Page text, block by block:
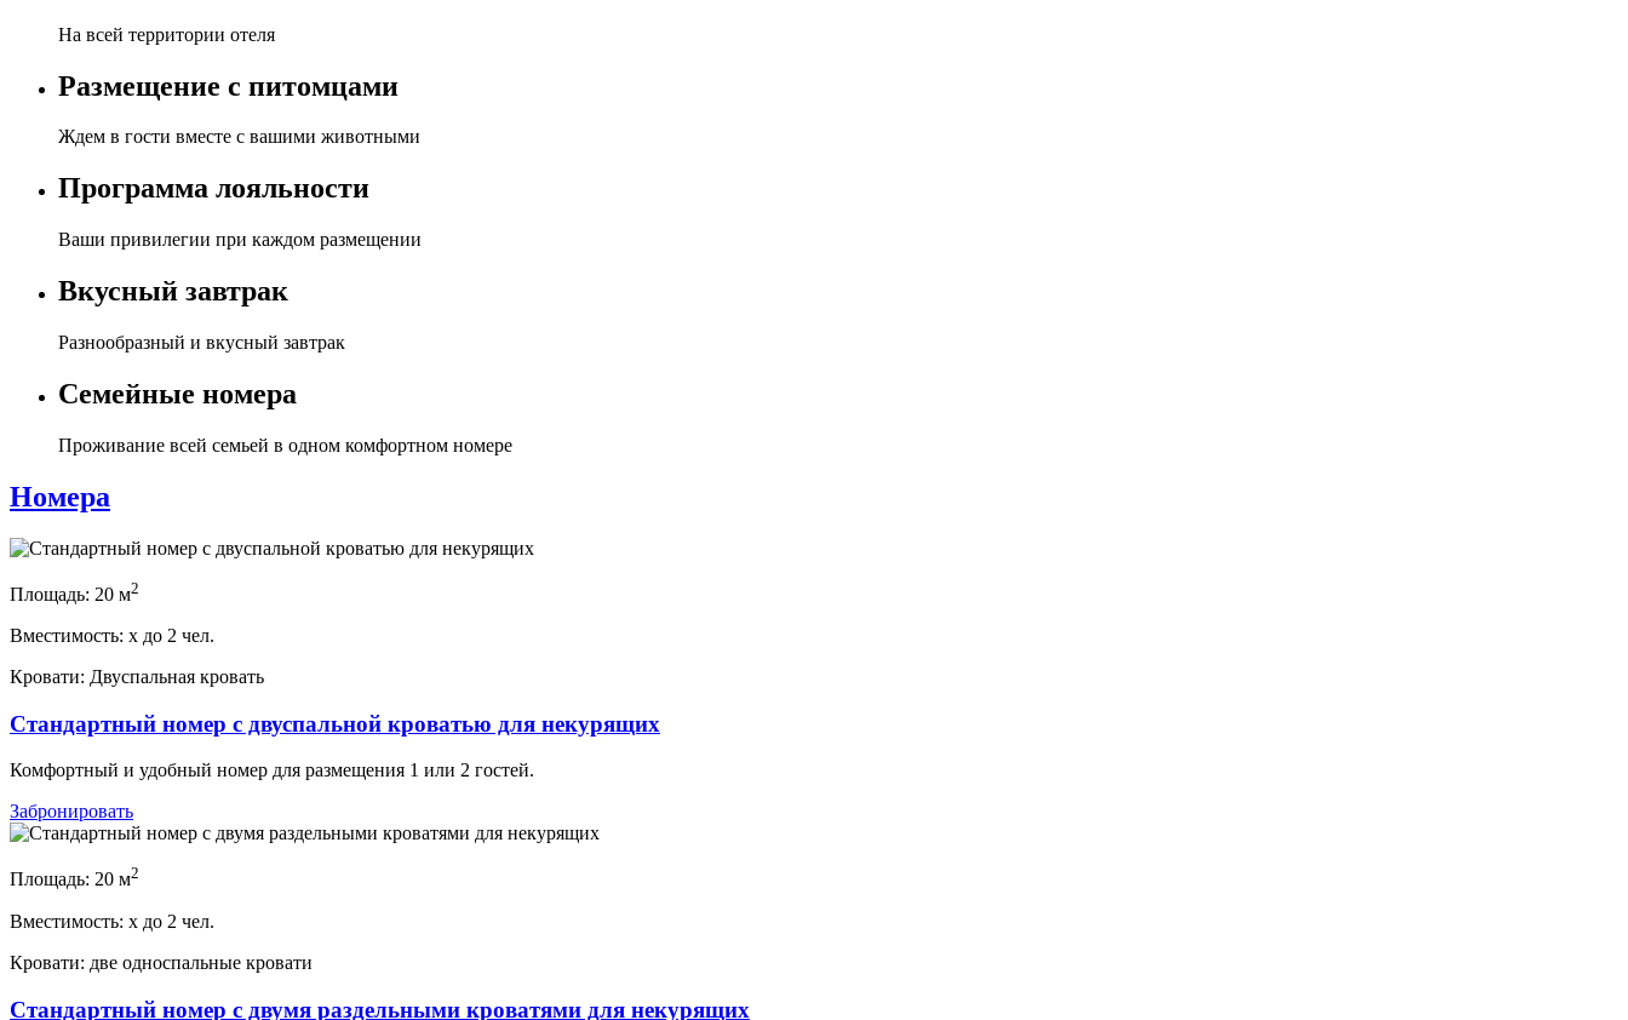
На всей территории отеля
Размещение с питомцами
Ждем в гости вместе с вашими животными
Программа лояльности
Ваши привилегии при каждом размещении
Вкусный завтрак
Разнообразный и вкусный завтрак
Семейные номера
Проживание всей семьей в одном комфортном номере
Номера
Площадь: 20 м2
Вместимость: x до 2 чел.
Кровати: Двуспальная кровать
Стандартный номер с двуспальной кроватью для некурящих
Комфортный и удобный номер для размещения 1 или 2 гостей.
Забронировать
Площадь: 20 м2
Вместимость: x до 2 чел.
Кровати: две односпальные кровати
Стандартный номер с двумя раздельными кроватями для некурящих